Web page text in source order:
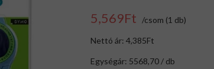
5,569Ft /csom (1 db)
Nettó ár: 4,385Ft
Egységár: 5568,70 / db